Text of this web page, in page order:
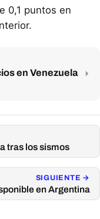
0,1 puntos en
en Venezuela
tras los sismos
SIGUIENTE →
en Argentina